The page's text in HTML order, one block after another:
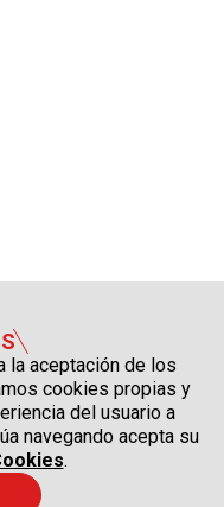
la aceptación de los
cookies propias y
del usuario a
navegando acepta su
.